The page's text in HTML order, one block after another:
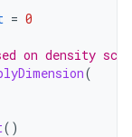
= 0
on density
(
()